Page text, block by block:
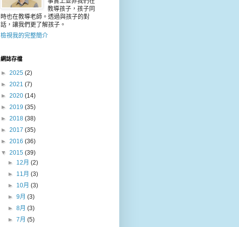
教導孩子，孩子同
時也在教導老師。透過與孩子的對
話，讓我們更了解孩子。
檢視我的完整簡介
網誌存檔
► 2025 (2)
► 2021 (7)
► 2020 (14)
► 2019 (35)
► 2018 (38)
► 2017 (35)
► 2016 (36)
▼ 2015 (39)
► 12月(2)
► 11月(3)
► 10月(3)
►9月(3)
►8月(3)
►7月(5)